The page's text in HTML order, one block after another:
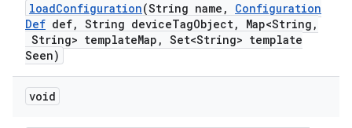
loadConfiguration(String name ,
Configuration
Def def, String deviceTagObject, Map<String ,
String> templateMap , Set<String> template
Seen)
void